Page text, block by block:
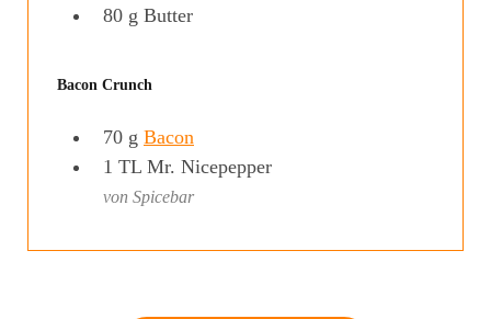
80 g Butter
Bacon Crunch
70 g Bacon
1 TL Mr. Nicepepper
von Spicebar